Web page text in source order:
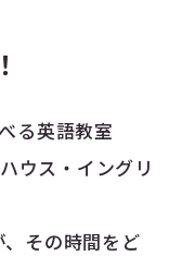
る英語教室
ウス・イングリ
その時間をど